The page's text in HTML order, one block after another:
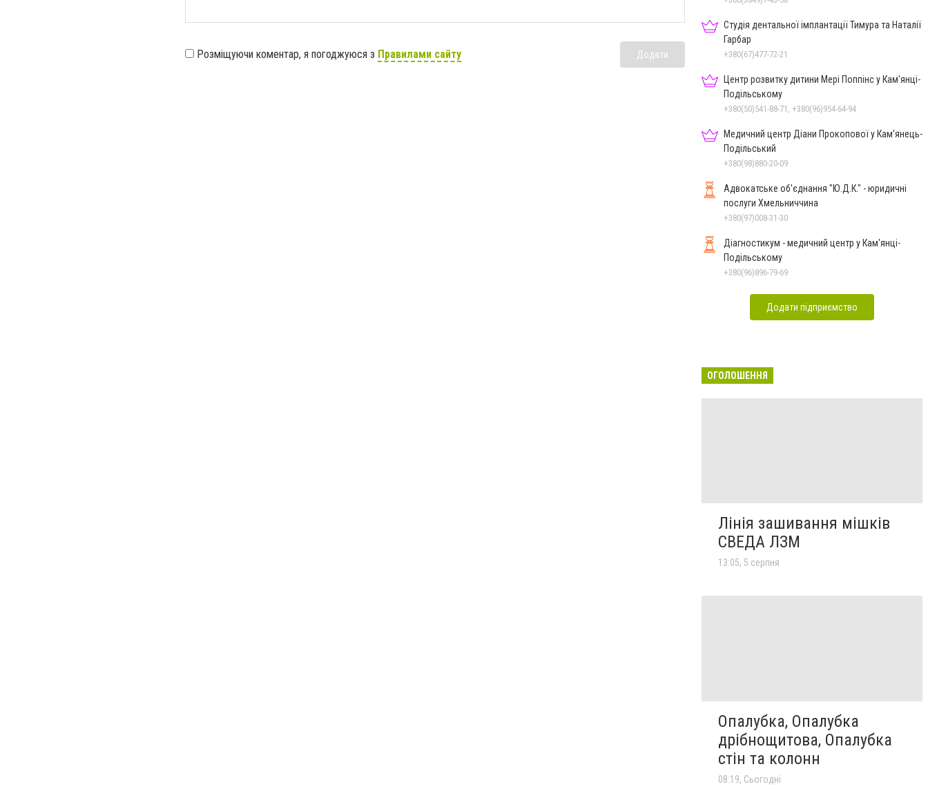
Розміщуючи коментар, я погоджуюся з Правилами сайту Додати
Студія дентальної імплантації Тимура та Наталії
Гарбар
+380(67)477-72-21
Центр розвитку дитини Мері Поппінс у Кам'янці-
Подільському
+380(50)541-88-71, +380(96)954-64-94
Медичний центр Діани Прокопової у Кам'янець-
Подільський
+380(98)880-20-09
Адвокатське об'єднання "Ю.Д.К." - юридичні
послуги Хмельниччина
+380(97)008-31-30
Діагностикум - медичний центр у Кам'янці-
Подільському
+380(96)896-79-69
Додати підприємство
ОГОЛОШЕННЯ
Лінія зашивання мішків
СВЕДА ЛЗМ
13:05, 5 серпня
Опалубка, Опалубка
дрібнощитова, Опалубка
стін та колонн
08:19, Сьогодні